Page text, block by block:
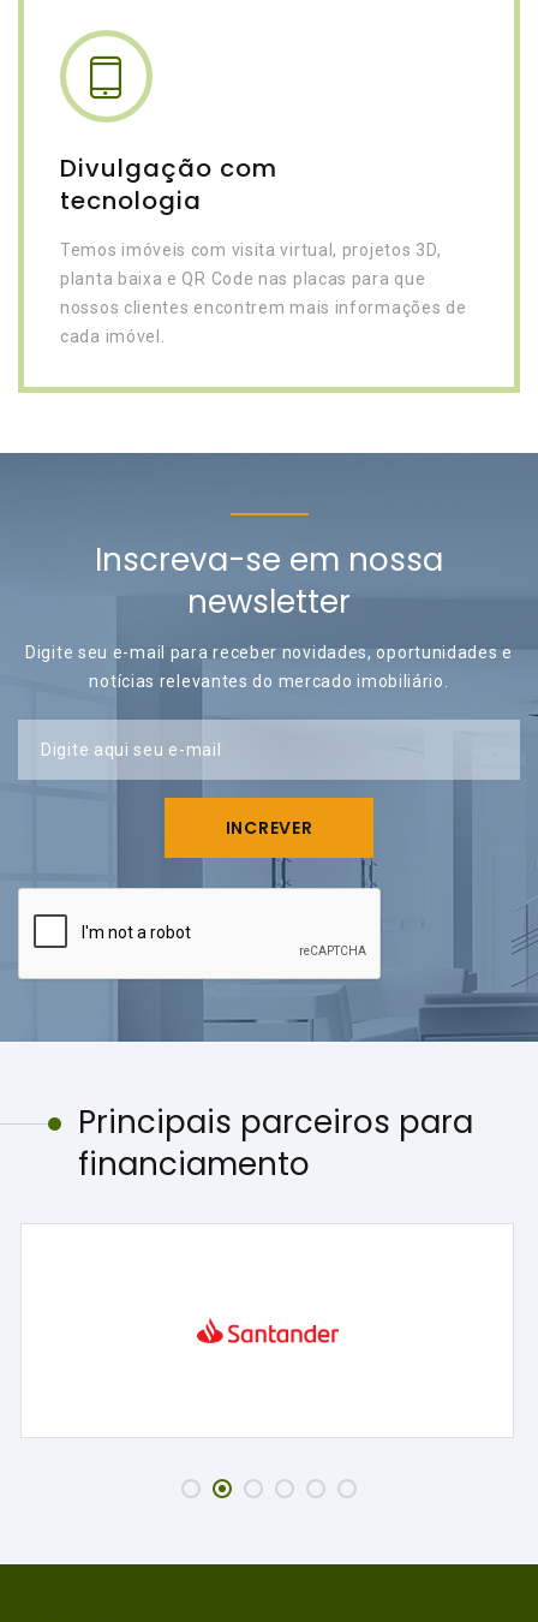
Divulgação com
tecnologia
Temos imóveis com visita virtual, projetos 3D,
planta baixa e QR Code nas placas para que
nossos clientes encontrem mais informações de
cada imóvel.
Inscreva-se em nossa
newsletter
Digite seu e-mail para receber novidades, oportunidades e
notícias relevantes do mercado imobiliário.
Digite aqui seu e-mail
INCREVER
Principais parceiros para
financiamento